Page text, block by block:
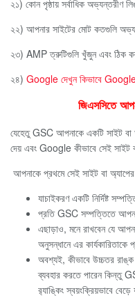
২১) কোন পৃষ্ঠায় সর্বাধিক অভ্যন্তরীণ
২২) আপনার সাইটের মোট কতগুলি
২৩) AMP ত্রুটিগুলি খুঁজুন এবং ঠিক
২৪) Google দেখুন কিভাবে
জিএসসিতে
যেহেতু GSC আপনাকে একটি সাইট বা
দেয় এবং Google কীভাবে সেই সাইট
আপনাকে প্রথমে সেই সাইট বা অ্যাপের
যাচাইকরণ একটি নির্দিষ্ট
প্রতি GSC সম্পত্তিতে
এছাড়াও, মনে রাখবেন যে
অনুসন্ধানে এর কার্যকারিতাকে
অবশ্যই, কীভাবে উচ্চতর
ব্যবহার করতে পারেন কিন্তু
র‌্যাঙ্কিং স্বয়ংক্রিয়ভাবে বেড়ে